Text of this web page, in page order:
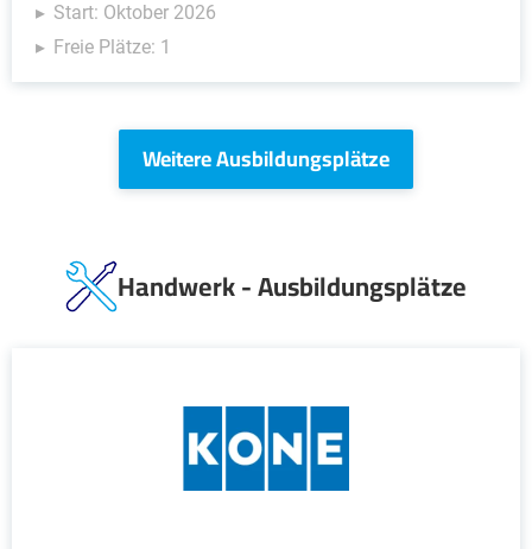
Start: Oktober 2026
Freie Plätze: 1
Weitere Ausbildungsplätze
Handwerk - Ausbildungsplätze